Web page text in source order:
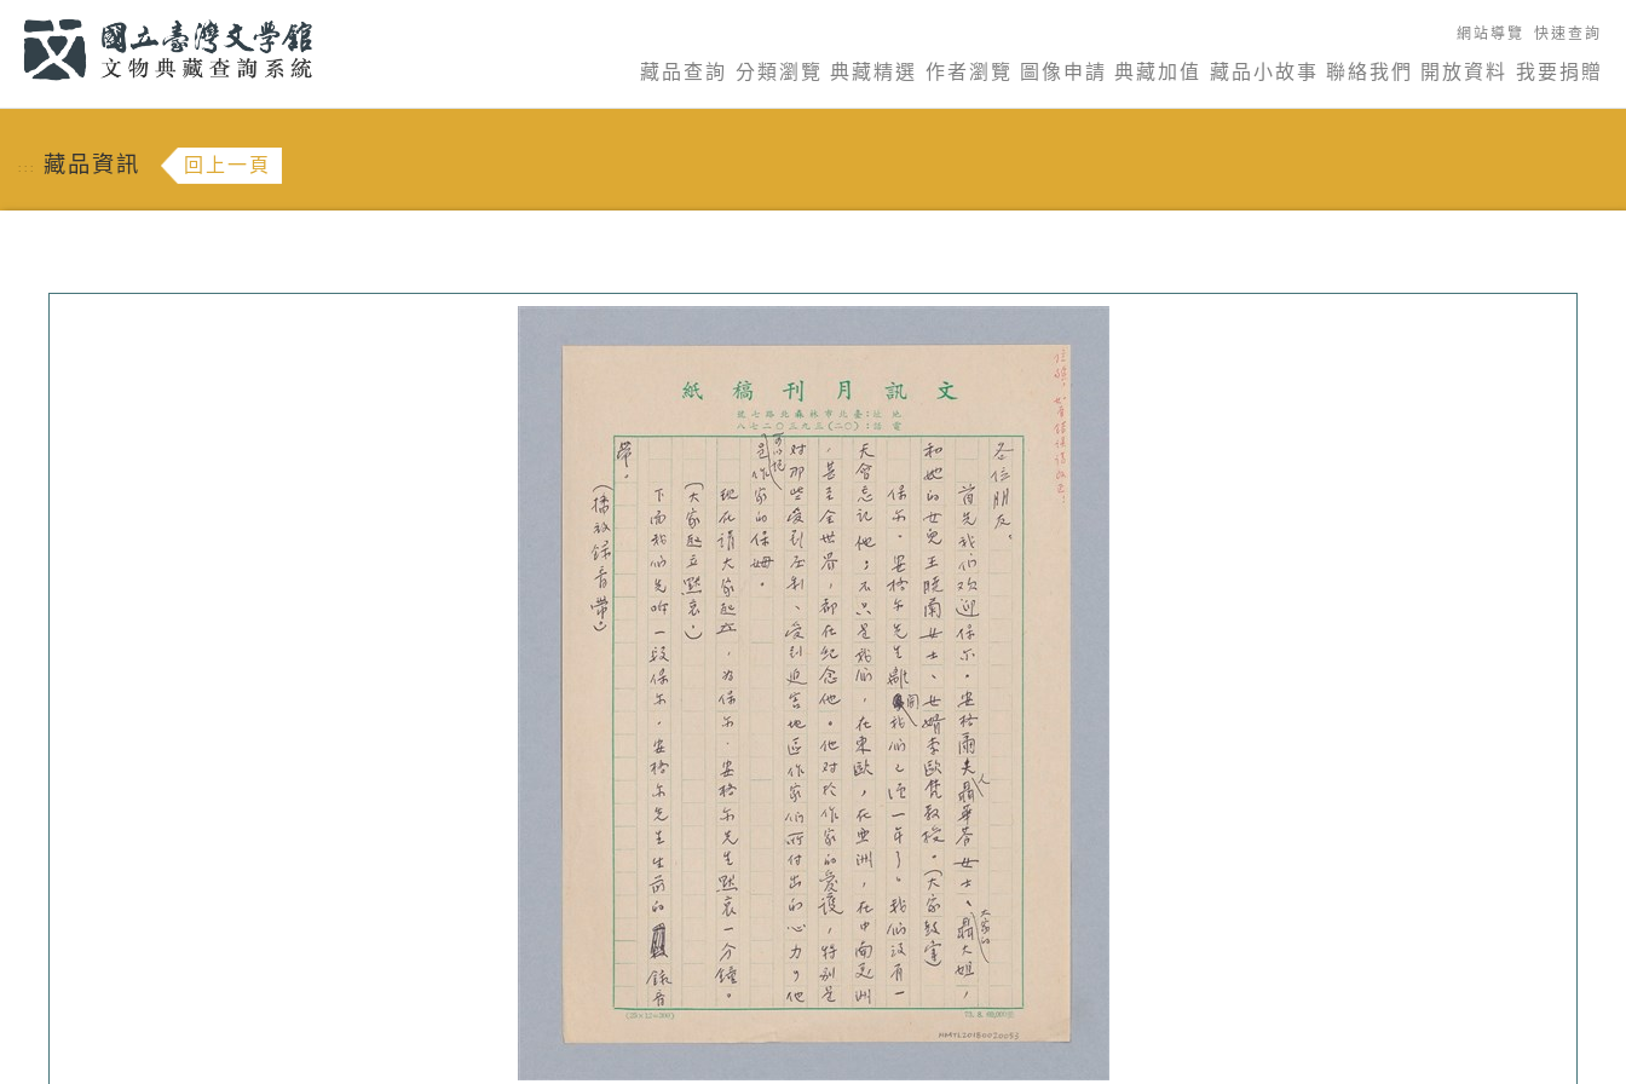
網站導覽 快速查詢
藏品查詢 分類瀏覽 典藏精選 作者瀏覽 圖像申請 典藏加值 藏品小故事 聯絡我們 開放資料 我要捐贈
::: 藏品資訊 回上一頁